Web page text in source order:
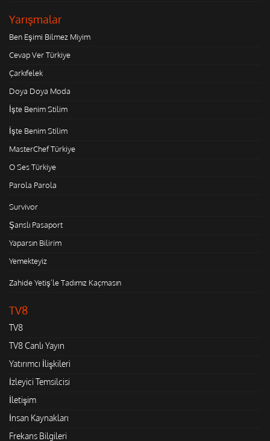
Yarışmalar
Ben Eşimi Bilmez Miyim
Cevap Ver Türkiye
Çarkıfelek
Doya Doya Moda
İşte Benim Stilim
İşte Benim Stilim
MasterChef Türkiye
O Ses Türkiye
Parola Parola
Survivor
Şanslı Pasaport
Yaparsın Bilirim
Yemekteyiz
Zahide Yetiş'le Tadımız Kaçmasın
TV8
TV8
TV8 Canlı Yayın
Yatırımcı İlişkileri
İzleyici Temsilcisi
İletişim
İnsan Kaynakları
Frekans Bilgileri